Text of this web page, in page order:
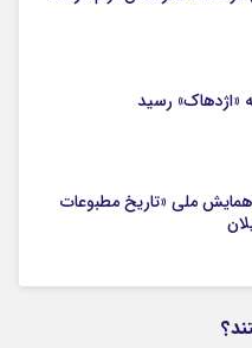
«اژدهاک» رسید
همایش ملی «تاریخ مطبوعات